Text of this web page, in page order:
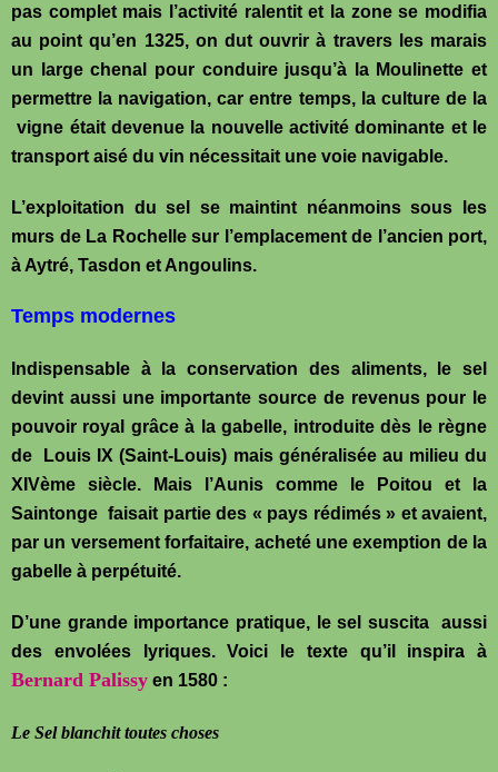
pas complet mais l’activité ralentit et la zone se modifia
au point qu’en 1325, on dut ouvrir à travers les marais
un large chenal pour conduire jusqu’à la Moulinette et
permettre la navigation, car entre temps, la culture de la
vigne était devenue la nouvelle activité dominante et le
transport aisé du vin nécessitait une voie navigable.
L’exploitation du sel se maintint néanmoins sous les
murs de La Rochelle sur l’emplacement de l’ancien port,
à Aytré, Tasdon et Angoulins.
Temps modernes
Indispensable à la conservation des aliments, le sel
devint aussi une importante source de revenus pour le
pouvoir royal grâce à la gabelle, introduite dès le règne
de Louis IX (Saint-Louis) mais généralisée au milieu du
XIVème siècle. Mais l’Aunis comme le Poitou et la
Saintonge faisait partie des « pays rédimés » et avaient,
par un versement forfaitaire, acheté une exemption de la
gabelle à perpétuité.
D’une grande importance pratique, le sel suscita aussi
des envolées lyriques. Voici le texte qu’il inspira à
Bernard Palissy en 1580 :
Le Sel blanchit toutes choses